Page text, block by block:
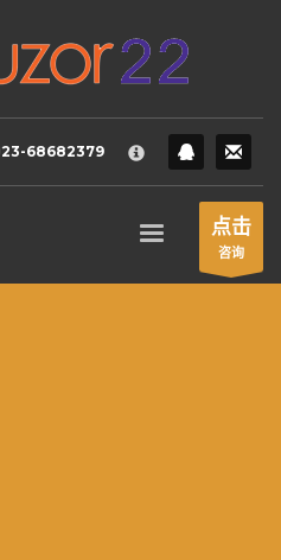
let us know, by sending an
68682379
点击
咨询